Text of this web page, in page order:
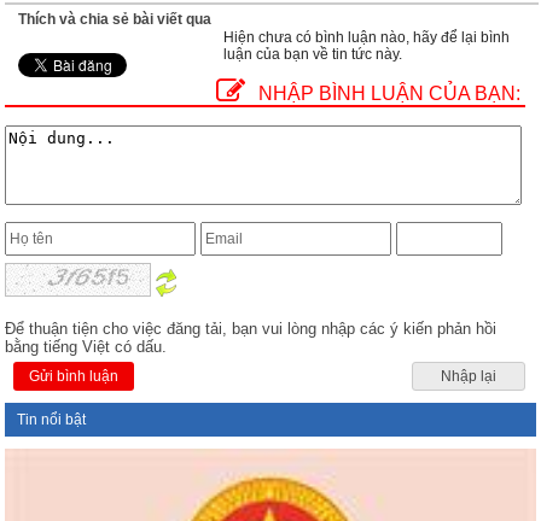
Thích và chia sẻ bài viết qua
Hiện chưa có bình luận nào, hãy để lại bình
luận của bạn về tin tức này.
NHẬP BÌNH LUẬN CỦA BẠN:
Để thuận tiện cho việc đăng tải, bạn vui lòng nhập các ý kiến phản hồi
bằng tiếng Việt có dấu.
Gửi bình luận Nhập lại
Tin nổi bật